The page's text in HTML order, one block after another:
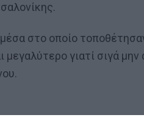
στο οποίο
γιατί σιγά μην